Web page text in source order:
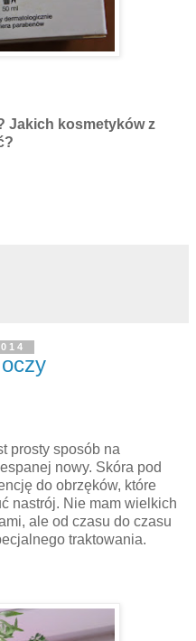
Jakich kosmetyków z
prosty sposób na
nowy. Skóra pod
do obrzęków, które
nastrój. Nie mam wielkich
ale od czasu do czasu
traktowania.